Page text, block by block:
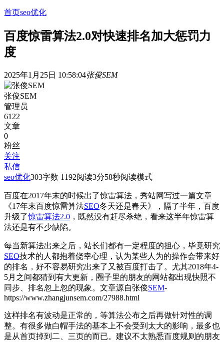
首页seo优化
百度惊雷算法2.0对快速排名加大惩罚力
度
2025年1月25日 10:58:04张俊SEM
张俊SEM
管理员
6122
文章
0
粉丝
关注
私信
seo优化303字数 1192阅读3分58秒阅读模式
百度在2017年末的时候出了惊雷算法，秀站网写过一篇文章
《17年末百度惊雷算法SEO冬天还是春天》，隔了半年，百度
升级了惊雷算法2.0 ，既然没有赶尽杀绝，看来这半年惊雷算
法还是有不少缺陷。
每当新算法出来之后，站长们都有一定程度的担心，毕竟研究
SEO技术的人都抱着侥幸心理，认为某些人为的操作会带来好
的排名，好不容易研究出来了又被百度打击了。尤其2018年4-
5月之间都猜到有大更新，圈子里的朋友的网站都出现快照不
同步、排名忽上忽的现象。 文章源自张俊SEM-
https://www.zhangjunsem.com/27988.html
这样排名有波动是正常的，等算法公布之后再做针对性的调
整。有很多做白帽手法的基本上不会受到太大的影响，最多也
是从首页掉到二、三页的而已。建议不太熟悉百度规则的朋友